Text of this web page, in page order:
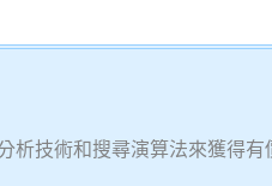
析技術和搜尋演算法來獲得有